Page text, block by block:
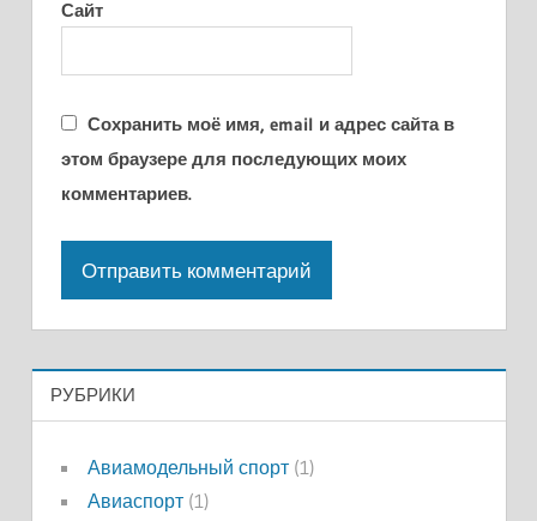
Сайт
Сохранить моё имя, email и адрес сайта в
этом браузере для последующих моих
комментариев.
РУБРИКИ
Авиамодельный спорт(1)
Авиаспорт(1)